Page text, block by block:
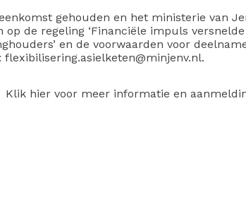
gehouden en het ministerie van
op de regeling ‘Financiële impuls versnelde
en de voorwaarden voor
Klik hier voor meer informatie en